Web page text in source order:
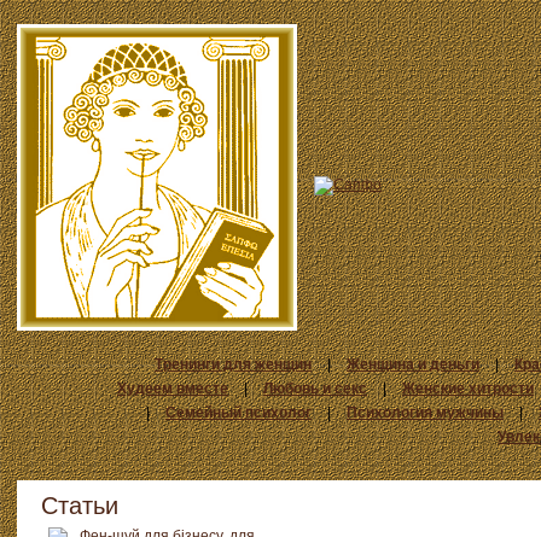
Тренинги для женщин | Женщина и деньги |
Худеем вместе
| Любовь и секс |
Женские хитрости
|
Семейный психолог | Психология мужчины |
Статьи